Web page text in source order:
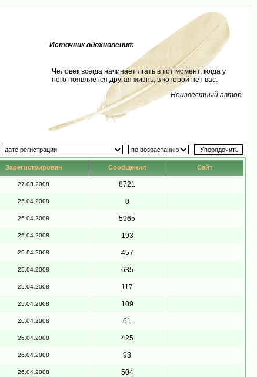
Источник вдохновения:
Человек всегда начинает лгать в тот момент, когда у
него появляется другая жизнь, в которой нет вас.
Неизвестный автор
Зарегистрирован Сообщения Сайт
27.03.2008 8721
25.04.2008 0
25.04.2008 5965
25.04.2008 193
25.04.2008 457
25.04.2008 635
25.04.2008 117
25.04.2008 109
26.04.2008 61
26.04.2008 425
26.04.2008 98
26.04.2008 504